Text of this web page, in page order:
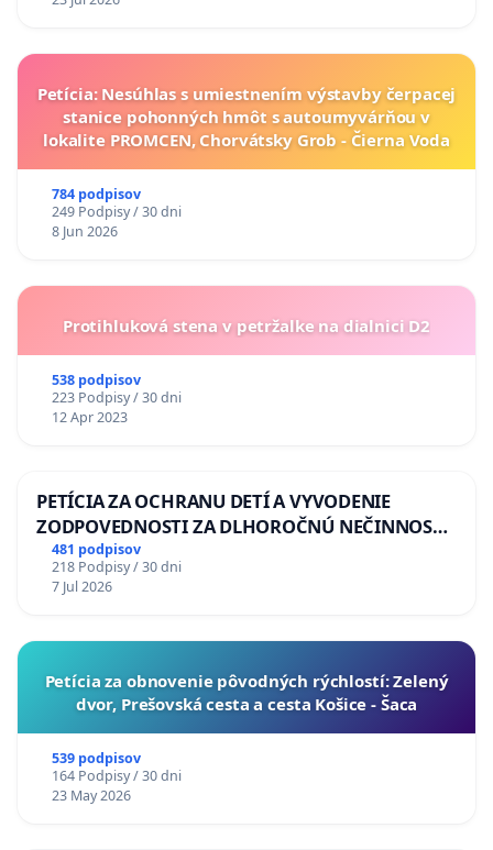
Petícia: Nesúhlas s umiestnením výstavby čerpacej
stanice pohonných hmôt s autoumyvárňou v
lokalite PROMCEN, Chorvátsky Grob - Čierna Voda
784 podpisov
249 Podpisy / 30 dni
8 Jun 2026
Protihluková stena v petržalke na dialnici D2
538 podpisov
223 Podpisy / 30 dni
12 Apr 2023
PETÍCIA ZA OCHRANU DETÍ A VYVODENIE
ZODPOVEDNOSTI ZA DLHOROČNÚ NEČINNOSŤ
A ZLYHANIE ŠTÁTU
481 podpisov
218 Podpisy / 30 dni
7 Jul 2026
​Petícia za obnovenie pôvodných rýchlostí: Zelený
dvor, Prešovská cesta a cesta Košice - Šaca
539 podpisov
164 Podpisy / 30 dni
23 May 2026